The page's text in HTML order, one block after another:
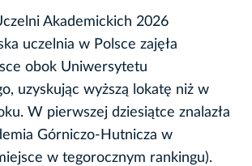
Akademickich 2026
uczelnia w Polsce zajęła
obok Uniwersytetu
uzyskując wyższą lokatę niż w
W pierwszej dziesiątce znalazła
Górniczo-Hutnicza w
w tegorocznym rankingu).